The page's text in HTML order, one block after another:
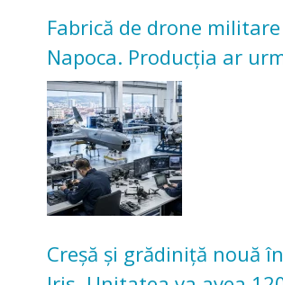
Fabrică de drone
Napoca. Producția ar
înceapă în toamna
Creșă și grădiniță nouă